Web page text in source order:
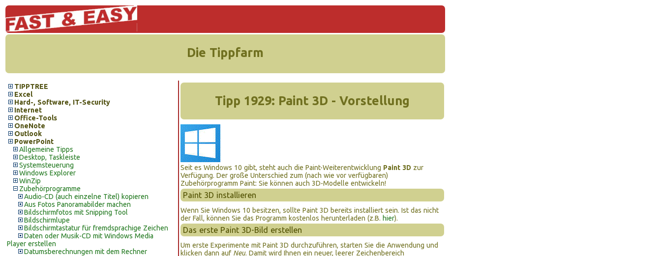
Die Tippfarm
TIPPTREE
Excel
Hard-, Software, IT-Security
Internet
Office-Tools
OneNote
Outlook
PowerPoint
Allgemeine Tipps
Desktop, Taskleiste
Systemsteuerung
Windows Explorer
WinZip
Zubehörprogramme
Audio-CD (auch einzelne Titel) kopieren
Aus Fotos Panoramabilder machen
Bildschirmfotos mit Snipping Tool
Bildschirmlupe
Bildschirmtastatur für fremdsprachige Zeichen
Daten oder Musik-CD mit Windows Media
Player erstellen
Datumsberechnungen mit dem Rechner
Tipp 1929: Paint 3D - Vorstellung
Seit es Windows 10 gibt, steht auch die Paint-Weiterentwicklung Paint 3D zur
Verfügung. Der große Unterschied zum (nach wie vor verfügbaren)
Zubehörprogramm Paint: Sie können auch 3D-Modelle entwickeln!
Paint 3D installieren
Wenn Sie Windows 10 besitzen, sollte Paint 3D bereits installiert sein. Ist das nicht
der Fall, können Sie das Programm kostenlos herunterladen (z.B. hier).
Das erste Paint 3D-Bild erstellen
Um erste Experimente mit Paint 3D durchzuführen, starten Sie die Anwendung und
klicken dann auf Neu. Damit wird Ihnen ein neuer, leerer Zeichenbereich